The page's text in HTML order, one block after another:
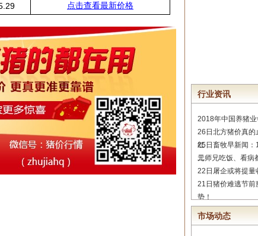
点击查看最新价格
行业资讯
2018年中国养猪
26日北方猪价真的
红
25日畜牧早新闻
元
二师兄吃饭、看病
22日屠企或将提量
21日猪价难逃节前
势！
市场动态